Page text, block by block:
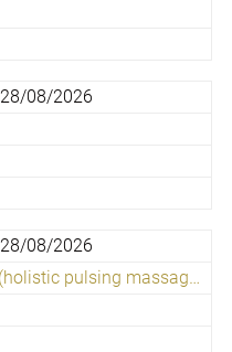
28/08/2026
28/08/2026
Zachte zomerdagen (holistic pulsing massage)